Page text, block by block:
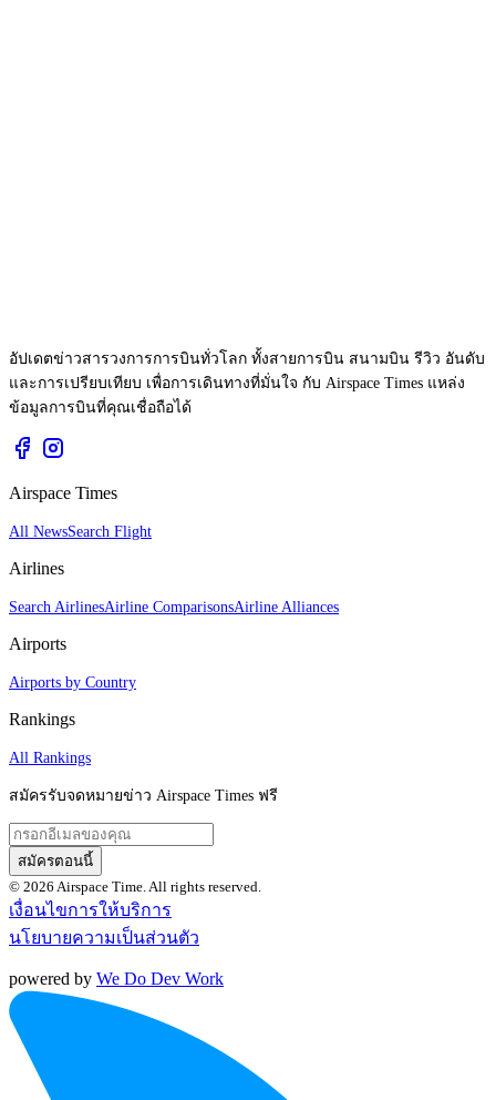
อัปเดตข่าวสารวงการการบินทั่วโลก ทั้งสายการบิน สนามบิน รีวิว อันดับ
และการเปรียบเทียบ เพื่อการเดินทางที่มั่นใจ กับ Airspace Times แหล่ง
ข้อมูลการบินที่คุณเชื่อถือได้
Airspace Times
All NewsSearch Flight
Airlines
Search AirlinesAirline ComparisonsAirline Alliances
Airports
Airports by Country
Rankings
All Rankings
สมัครรับจดหมายข่าว Airspace Times ฟรี
สมัครตอนนี้
© 2026 Airspace Time. All rights reserved.
เงื่อนไขการให้บริการ
นโยบายความเป็นส่วนตัว
powered by We Do Dev Work